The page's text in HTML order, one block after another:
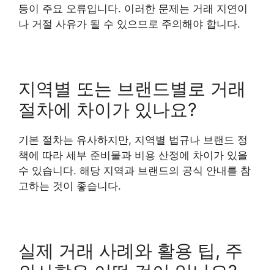
등이 주요 오류입니다. 이러한 문제는 거래 지연이
나 거절 사유가 될 수 있으므로 주의해야 합니다.
지역별 또는 브랜드별로 거래
절차에 차이가 있나요?
기본 절차는 유사하지만, 지역별 법규나 브랜드 정
책에 따라 세부 준비물과 비용 산정에 차이가 있을
수 있습니다. 해당 지역과 브랜드의 공식 안내를 참
고하는 것이 좋습니다.
실제 거래 사례와 활용 팁, 주